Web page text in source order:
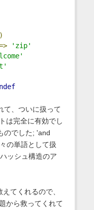
'zip'
て、ついに扱って
は完全に有効でし
のでした; 'and
の単語として扱
ッシュ構造のア
てくれるので、
から救ってくれて